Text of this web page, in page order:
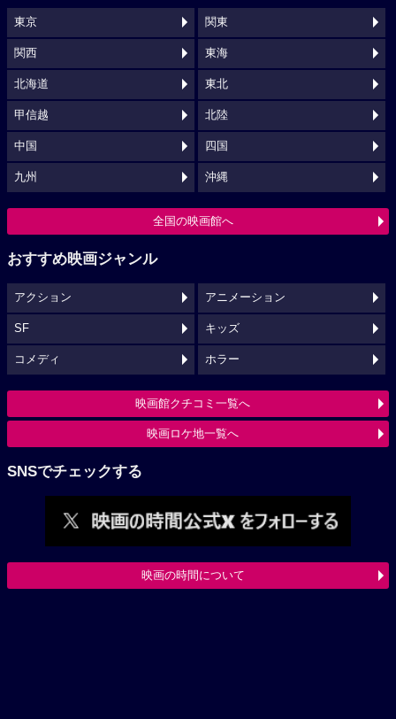
東京 関東
関西 東海
北海道 東北
甲信越 北陸
中国 四国
九州 沖縄
全国の映画館へ
おすすめ映画ジャンル
アクション アニメーション
SF キッズ
コメディ ホラー
映画館クチコミ一覧へ
映画ロケ地一覧へ
SNSでチェックする
映画の時間について